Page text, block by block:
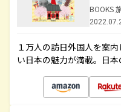
BOOKS
１万人の訪日外国人を案
い日本の魅力が満載。日